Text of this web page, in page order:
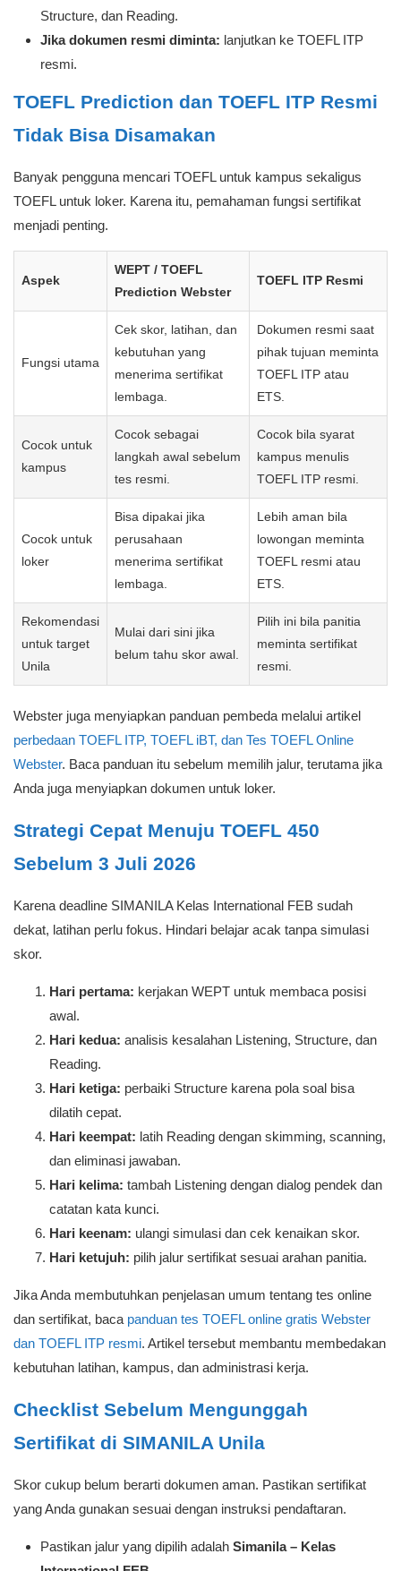
Structure, dan Reading.
Jika dokumen resmi diminta: lanjutkan ke TOEFL ITP
resmi.
TOEFL Prediction dan TOEFL ITP Resmi
Tidak Bisa Disamakan
Banyak pengguna mencari TOEFL untuk kampus sekaligus
TOEFL untuk loker. Karena itu, pemahaman fungsi sertifikat
menjadi penting.
Aspek
WEPT / TOEFL
Prediction Webster
TOEFL ITP Resmi
Fungsi utama
Cek skor, latihan, dan
kebutuhan yang
menerima sertifikat
lembaga.
Dokumen resmi saat
pihak tujuan meminta
TOEFL ITP atau
ETS.
Cocok untuk
kampus
Cocok sebagai
langkah awal sebelum
tes resmi.
Cocok bila syarat
kampus menulis
TOEFL ITP resmi.
Cocok untuk
loker
Bisa dipakai jika
perusahaan
menerima sertifikat
lembaga.
Lebih aman bila
lowongan meminta
TOEFL resmi atau
ETS.
Rekomendasi
untuk target
Unila
Mulai dari sini jika
belum tahu skor awal.
Pilih ini bila panitia
meminta sertifikat
resmi.
Webster juga menyiapkan panduan pembeda melalui artikel
perbedaan TOEFL ITP, TOEFL iBT, dan Tes TOEFL Online
Webster. Baca panduan itu sebelum memilih jalur, terutama jika
Anda juga menyiapkan dokumen untuk loker.
Strategi Cepat Menuju TOEFL 450
Sebelum 3 Juli 2026
Karena deadline SIMANILA Kelas International FEB sudah
dekat, latihan perlu fokus. Hindari belajar acak tanpa simulasi
skor.
Hari pertama: kerjakan WEPT untuk membaca posisi
awal.
Hari kedua: analisis kesalahan Listening, Structure, dan
Reading.
Hari ketiga: perbaiki Structure karena pola soal bisa
dilatih cepat.
Hari keempat: latih Reading dengan skimming, scanning,
dan eliminasi jawaban.
Hari kelima: tambah Listening dengan dialog pendek dan
catatan kata kunci.
Hari keenam: ulangi simulasi dan cek kenaikan skor.
Hari ketujuh: pilih jalur sertifikat sesuai arahan panitia.
Jika Anda membutuhkan penjelasan umum tentang tes online
dan sertifikat, baca panduan tes TOEFL online gratis Webster
dan TOEFL ITP resmi. Artikel tersebut membantu membedakan
kebutuhan latihan, kampus, dan administrasi kerja.
Checklist Sebelum Mengunggah
Sertifikat di SIMANILA Unila
Skor cukup belum berarti dokumen aman. Pastikan sertifikat
yang Anda gunakan sesuai dengan instruksi pendaftaran.
Pastikan jalur yang dipilih adalah Simanila – Kelas